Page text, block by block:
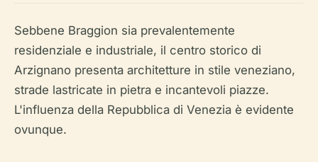
Sebbene Braggion sia prevalentemente
residenziale e industriale, il centro storico di
Arzignano presenta architetture in stile veneziano,
strade lastricate in pietra e incantevoli piazze.
L'influenza della Repubblica di Venezia è evidente
ovunque.